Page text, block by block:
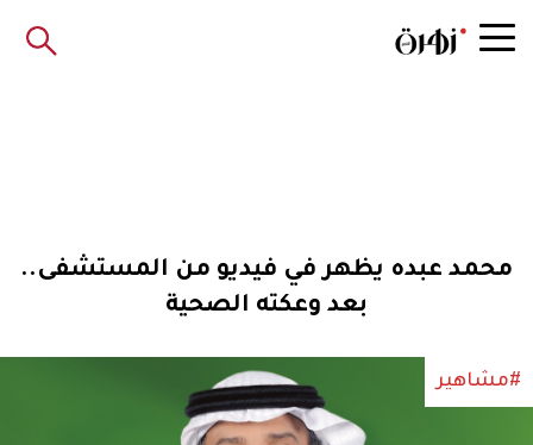
محمد عبده يظهر في فيديو من المستشفى..
بعد وعكته الصحية
#مشاهير